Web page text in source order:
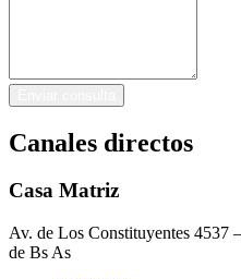
Canales directos
Casa Matriz
Av. de Los Constituyentes
de Bs As